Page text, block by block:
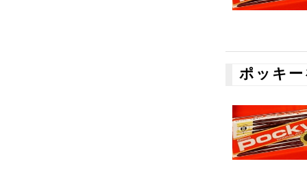
ポッキ